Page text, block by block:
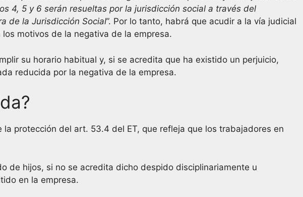
4, 5 y 6 serán resueltas por la jurisdicción social a través del
de la Jurisdicción Social”. Por lo tanto, habrá que acudir a la vía judicial
motivos de la negativa de la empresa.
su horario habitual y, si se acredita que ha existido un perjuicio,
reducida por la negativa de la empresa.
protección del art. 53.4 del ET, que refleja que los trabajadores en
de hijos, si no se acredita dicho despido disciplinariamente u
en la empresa.